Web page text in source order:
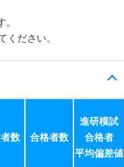
ださい。
数 合格者数
進研模試
合格者
平均偏差値